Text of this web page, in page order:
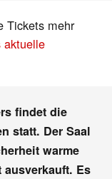
Tickets mehr
aktuelle
findet die
statt. Der Saal
warme
Es